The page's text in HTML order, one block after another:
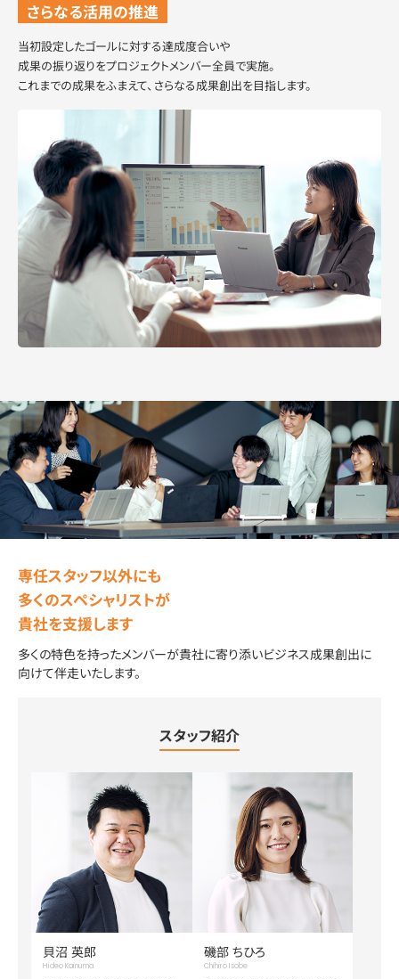
さらなる活用の推進
当初設定したゴールに対する達成度合いや
成果の振り返りをプロジェクトメンバー全員で実施。
これまでの成果をふまえて、さらなる成果創出を目指します。
専任スタッフ以外にも
多くのスペシャリストが
貴社を支援します
多くの特色を持ったメンバーが貴社に寄り添いビジネス成果創出に
向けて伴走いたします。
スタッフ紹介
貝沼 英郎
Hideo Kainuma
磯部 ちひろ
Chihiro Isobe